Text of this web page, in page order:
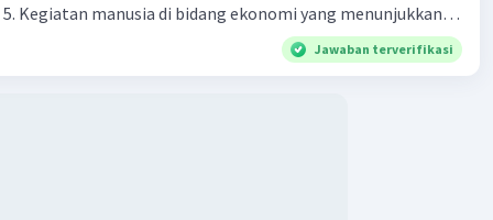
Kegiatan manusia di bidang ekonomi yang menunjukkan
modernisasi 6. Contoh pengaruh modernisasi di bidang ilmu
pendidikan terhadap pola pikir masyarakat 7. Konsep
Jawaban terverifikasi